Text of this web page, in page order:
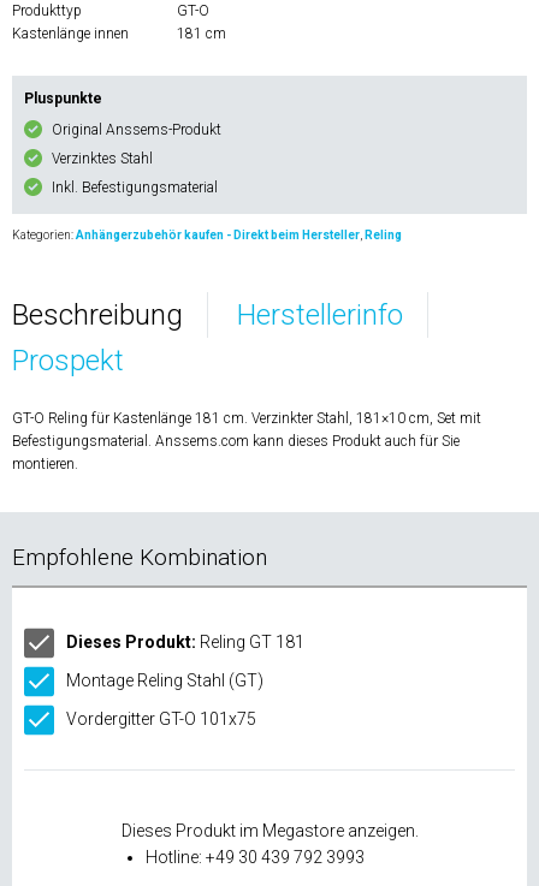
Produkttyp
GT-O
Kastenlänge innen
181 cm
Pluspunkte
Original Anssems-Produkt
Verzinktes Stahl
Inkl. Befestigungsmaterial
Kategorien:Anhängerzubehör kaufen - Direkt beim Hersteller Reling
Beschreibung
Herstellerinfo
Prospekt
GT-O Reling für Kastenlänge 181 cm. Verzinkter Stahl, 181×10 cm, Set mit
Befestigungsmaterial. Anssems.com kann dieses Produkt auch für Sie
montieren.
Empfohlene Kombination
Dieses Produkt im Megastore anzeigen.
Hotline: +49 30 439 792 3993
Dieses Produkt: Reling GT 181
Montage Reling Stahl (GT)
Vordergitter GT-O 101x75